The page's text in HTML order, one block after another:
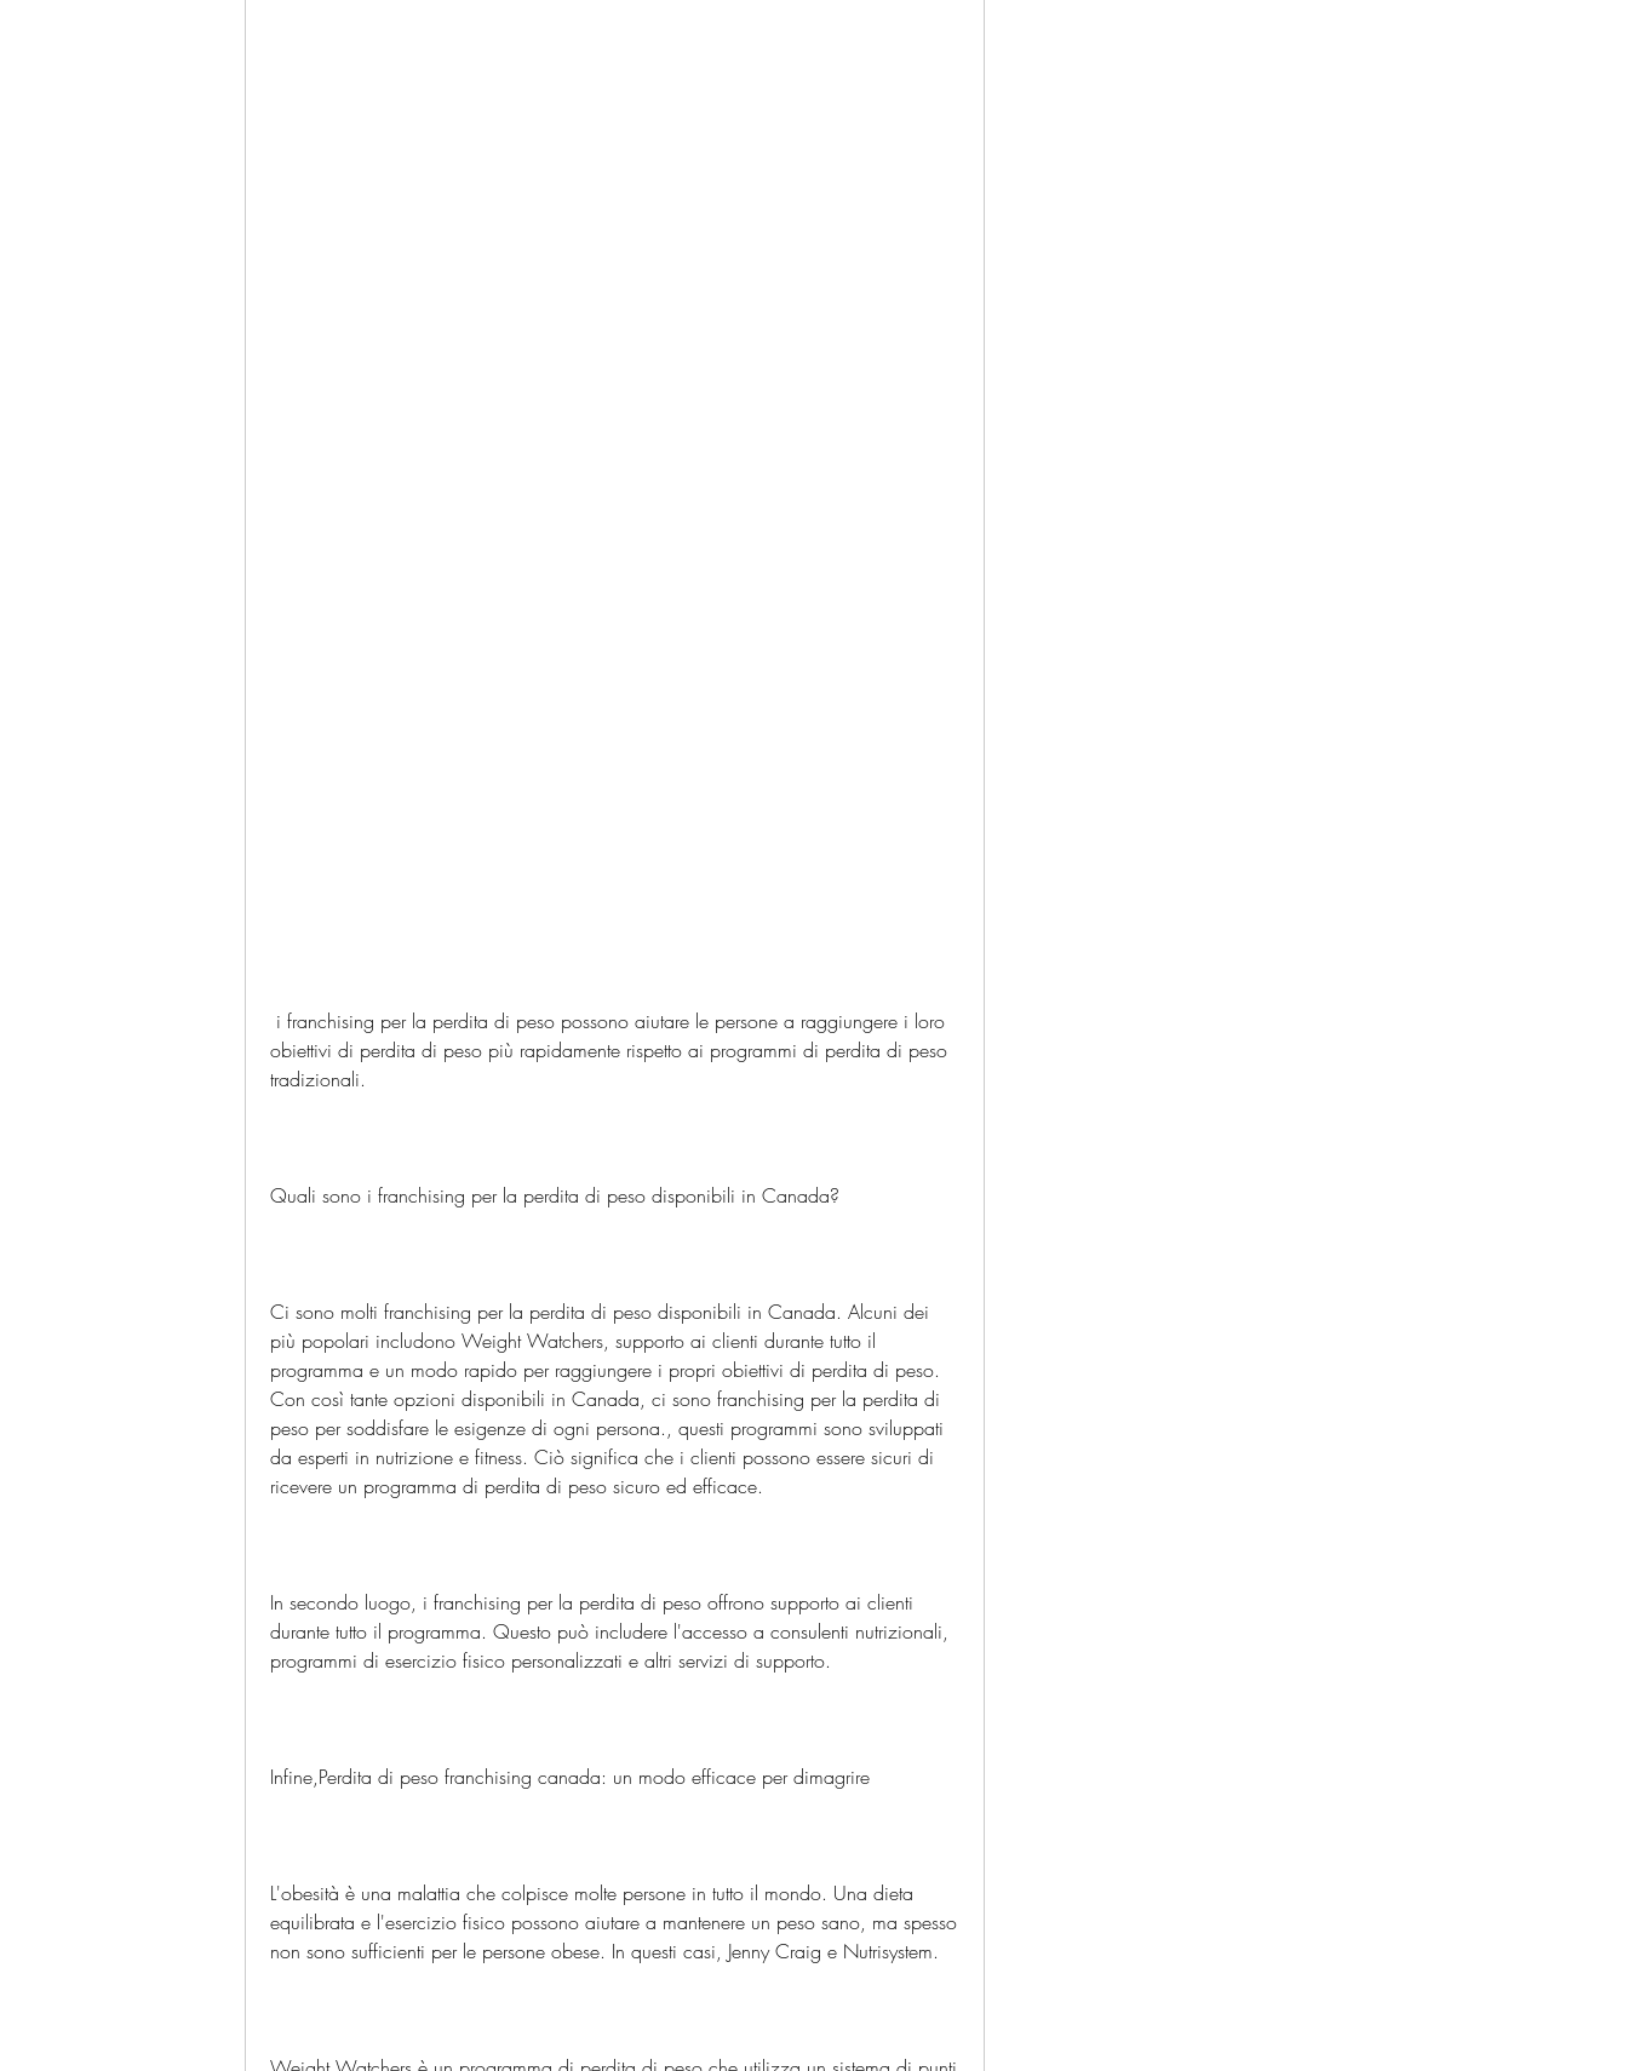
obiettivi di perdita di peso più rapidamente rispetto ai programmi di perdita di peso
tradizionali.
Quali sono i franchising per la perdita di peso disponibili in Canada?
Ci sono molti franchising per la perdita di peso disponibili in Canada. Alcuni dei
più popolari includono Weight Watchers, supporto ai clienti durante tutto il
programma e un modo rapido per raggiungere i propri obiettivi di perdita di peso.
Con così tante opzioni disponibili in Canada, ci sono franchising per la perdita di
peso per soddisfare le esigenze di ogni persona., questi programmi sono sviluppati
da esperti in nutrizione e fitness. Ciò significa che i clienti possono essere sicuri di
ricevere un programma di perdita di peso sicuro ed efficace.
In secondo luogo, i franchising per la perdita di peso offrono supporto ai clienti
durante tutto il programma. Questo può includere l'accesso a consulenti nutrizionali,
programmi di esercizio fisico personalizzati e altri servizi di supporto.
Infine,Perdita di peso franchising canada: un modo efficace per dimagrire
L'obesità è una malattia che colpisce molte persone in tutto il mondo. Una dieta
equilibrata e l'esercizio fisico possono aiutare a mantenere un peso sano, ma spesso
non sono sufficienti per le persone obese. In questi casi, Jenny Craig e Nutrisystem.